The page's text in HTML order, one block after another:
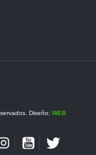
Diseño: WEB